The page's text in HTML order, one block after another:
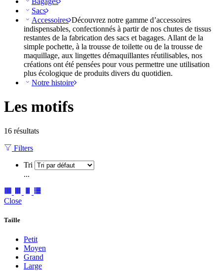
Sacs
Accessoires Découvrez notre gamme d’accessoires
indispensables, confectionnés à partir de nos chutes de tissus
restantes de la fabrication des sacs et bagages. Allant de la
simple pochette, à la trousse de toilette ou de la trousse de
maquillage, aux lingettes démaquillantes réutilisables, nos
créations ont été pensées pour vous permettre une utilisation
plus écologique de produits divers du quotidien.
Notre histoire
Les motifs
16 résultats
Filters
Tri
...
Close
Taille
Petit
Moyen
Grand
Large